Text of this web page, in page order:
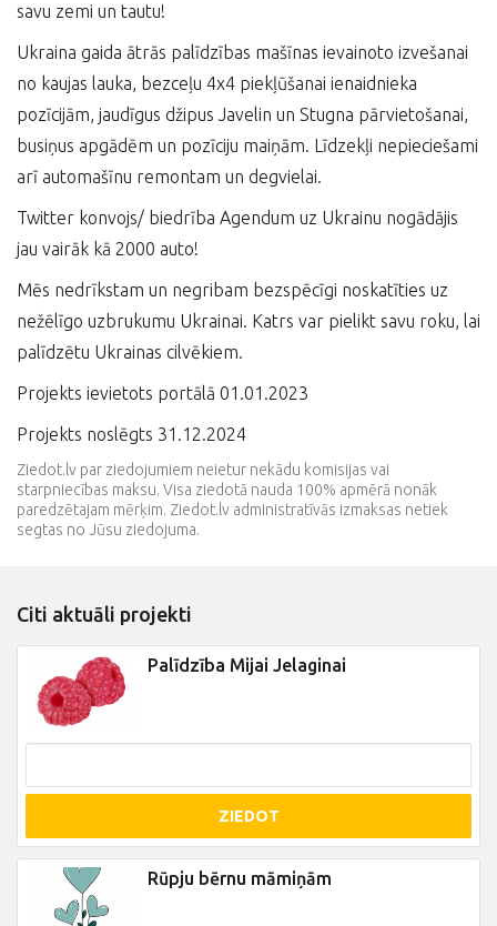
savu zemi un tautu!
Ukraina gaida ātrās palīdzības mašīnas ievainoto izvešanai
no kaujas lauka, bezceļu 4x4 piekļūšanai ienaidnieka
pozīcijām, jaudīgus džipus Javelin un Stugna pārvietošanai,
busiņus apgādēm un pozīciju maiņām. Līdzekļi nepieciešami
arī automašīnu remontam un degvielai.
Twitter konvojs/ biedrība Agendum uz Ukrainu nogādājis
jau vairāk kā 2000 auto!
Mēs nedrīkstam un negribam bezspēcīgi noskatīties uz
nežēlīgo uzbrukumu Ukrainai. Katrs var pielikt savu roku, lai
palīdzētu Ukrainas cilvēkiem.
Projekts ievietots portālā 01.01.2023
Projekts noslēgts 31.12.2024
Ziedot.lv par ziedojumiem neietur nekādu komisijas vai
starpniecības maksu. Visa ziedotā nauda 100% apmērā nonāk
paredzētajam mērķim. Ziedot.lv administratīvās izmaksas netiek
segtas no Jūsu ziedojuma.
Citi aktuāli projekti
Palīdzība Mijai Jelaginai
ZIEDOT
Rūpju bērnu māmiņām